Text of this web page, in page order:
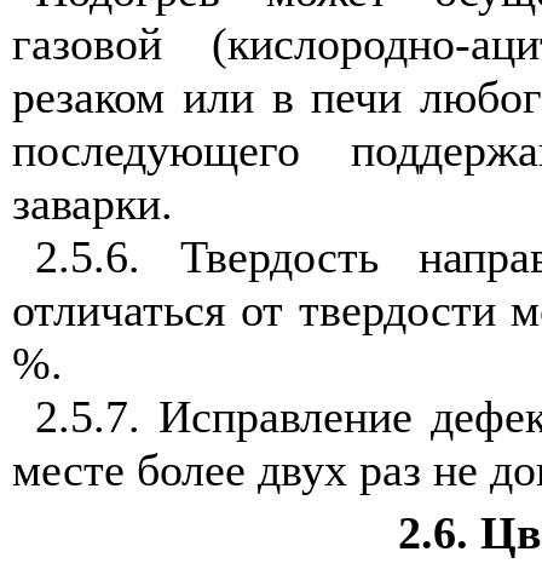
газовой (кислородно-
резаком или в печи
последующего
заварки.
2.5.6. Твердость
отличаться от твердости
%.
2.5.7. Исправление
месте более двух раз не
2.6.